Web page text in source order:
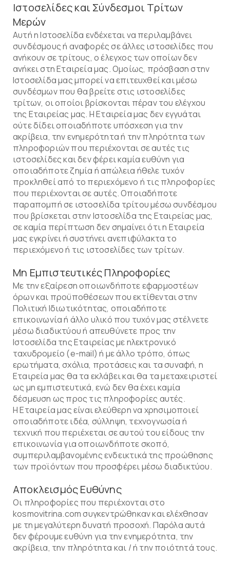
Ιστοσελίδες και Σύνδεσμοι Τρίτων
Μερών
Αυτή η Ιστοσελίδα ενδέχεται να περιλαμβάνει
συνδέσμους ή αναφορές σε άλλες ιστοσελίδες που
ανήκουν σε τρίτους, ο έλεγχος των οποίων δεν
ανήκει στη Εταιρεία μας. Ομοίως, πρόσβαση στην
Ιστοσελίδα μας μπορεί να επιτευχθεί και μέσω
συνδέσμων που θα βρείτε στις ιστοσελίδες
τρίτων, οι οποίοι βρίσκονται πέραν του ελέγχου
της Εταιρείας μας. Η Εταιρεία μας δεν εγγυάται
ούτε δίδει οποιαδήποτε υπόσχεση για την
ακρίβεια, την ενημερότητα ή την πληρότητα των
πληροφοριών που περιέχονται σε αυτές τις
ιστοσελίδες και δεν φέρει καμία ευθύνη για
οποιαδήποτε ζημία ή απώλεια ήθελε τυχόν
προκληθεί από το περιεχόμενο ή τις πληροφορίες
που περιέχονται σε αυτές. Οποιαδήποτε
παραπομπή σε ιστοσελίδα τρίτου μέσω συνδέσμου
που βρίσκεται στην Ιστοσελίδα της Εταιρείας μας,
σε καμία περίπτωση δεν σημαίνει ότι η Εταιρεία
μας εγκρίνει ή συστήνει ανεπιφύλακτα το
περιεχόμενο ή τις ιστοσελίδες των τρίτων.
Μη Εμπιστευτικές Πληροφορίες
Με την εξαίρεση οποιωνδήποτε εφαρμοστέων
όρων και προϋποθέσεων που εκτίθενται στην
Πολιτική Ιδιωτικότητας, οποιαδήποτε
επικοινωνία ή άλλο υλικό που τυχόν μας στέλνετε
μέσω διαδικτύου ή απευθύνετε προς την
Ιστοσελίδα της Εταιρείας με ηλεκτρονικό
ταχυδρομείο (e-mail) ή με άλλο τρόπο, όπως
ερωτήματα, σχόλια, προτάσεις και τα συναφή, η
Εταιρεία μας θα τα εκλάβει και θα τα μεταχειριστεί
ως μη εμπιστευτικά, ενώ δεν θα έχει καμία
δέσμευση ως προς τις πληροφορίες αυτές.
Η Εταιρεία μας είναι ελεύθερη να χρησιμοποιεί
οποιαδήποτε ιδέα, σύλληψη, τεχνογνωσία ή
τεχνική που περιέχεται σε αυτού του είδους την
επικοινωνία για οποιωνδήποτε σκοπό,
συμπεριλαμβανομένης ενδεικτικά της προώθησης
των προϊόντων που προσφέρει μέσω διαδικτύου.
Αποκλεισμός Ευθύνης
Οι πληροφορίες που περιέχονται στο
kosmovitrina.com συγκεντρώθηκαν και ελέχθησαν
με τη μεγαλύτερη δυνατή προσοχή. Παρόλα αυτά
δεν φέρουμε ευθύνη για την ενημερότητα, την
ακρίβεια, την πληρότητα και / ή την ποιότητά τους.